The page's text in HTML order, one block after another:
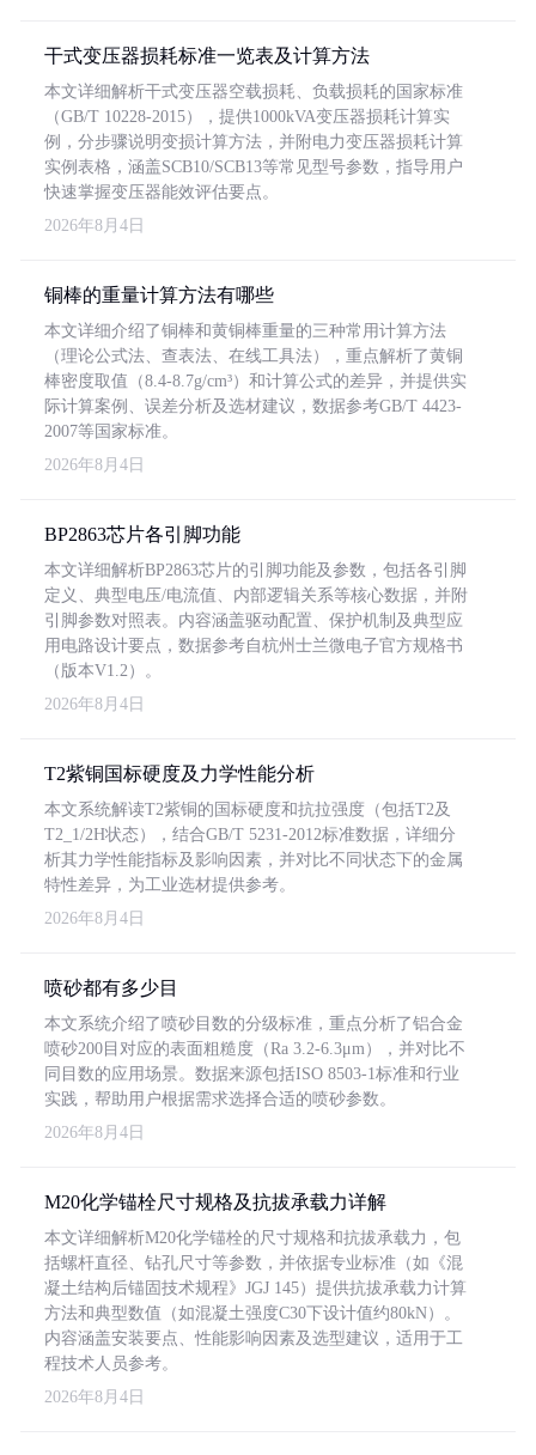
干式变压器损耗标准一览表及计算方法
本文详细解析干式变压器空载损耗、负载损耗的国家标准
（GB/T 10228-2015），提供1000kVA变压器损耗计算实
例，分步骤说明变损计算方法，并附电力变压器损耗计算
实例表格，涵盖SCB10/SCB13等常见型号参数，指导用户
快速掌握变压器能效评估要点。
2026年8月4日
铜棒的重量计算方法有哪些
本文详细介绍了铜棒和黄铜棒重量的三种常用计算方法
（理论公式法、查表法、在线工具法），重点解析了黄铜
棒密度取值（8.4-8.7g/cm³）和计算公式的差异，并提供实
际计算案例、误差分析及选材建议，数据参考GB/T 4423-
2007等国家标准。
2026年8月4日
BP2863芯片各引脚功能
本文详细解析BP2863芯片的引脚功能及参数，包括各引脚
定义、典型电压/电流值、内部逻辑关系等核心数据，并附
引脚参数对照表。内容涵盖驱动配置、保护机制及典型应
用电路设计要点，数据参考自杭州士兰微电子官方规格书
（版本V1.2）。
2026年8月4日
T2紫铜国标硬度及力学性能分析
本文系统解读T2紫铜的国标硬度和抗拉强度（包括T2及
T2_1/2H状态），结合GB/T 5231-2012标准数据，详细分
析其力学性能指标及影响因素，并对比不同状态下的金属
特性差异，为工业选材提供参考。
2026年8月4日
喷砂都有多少目
本文系统介绍了喷砂目数的分级标准，重点分析了铝合金
喷砂200目对应的表面粗糙度（Ra 3.2-6.3μm），并对比不
同目数的应用场景。数据来源包括ISO 8503-1标准和行业
实践，帮助用户根据需求选择合适的喷砂参数。
2026年8月4日
M20化学锚栓尺寸规格及抗拔承载力详解
本文详细解析M20化学锚栓的尺寸规格和抗拔承载力，包
括螺杆直径、钻孔尺寸等参数，并依据专业标准（如《混
凝土结构后锚固技术规程》JGJ 145）提供抗拔承载力计算
方法和典型数值（如混凝土强度C30下设计值约80kN）。
内容涵盖安装要点、性能影响因素及选型建议，适用于工
程技术人员参考。
2026年8月4日